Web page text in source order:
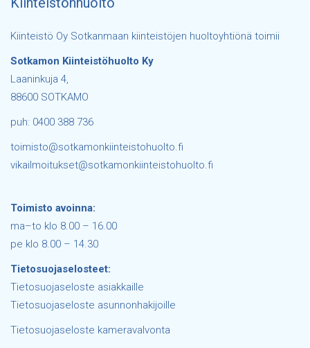
Kiinteistö Oy Sotkanmaan kiinteistöjen huoltoyhtiönä toimii
Sotkamon Kiinteistöhuolto Ky
Laaninkuja 4,
88600 SOTKAMO
puh: 0400 388 736
toimisto@sotkamonkiinteistohuolto.fi
vikailmoitukset@sotkamonkiinteistohuolto.fi
Toimisto avoinna:
ma–to klo 8.00 – 16.00
pe klo 8.00 – 14.30
Tietosuojaselosteet:
Tietosuojaseloste asiakkaille
Tietosuojaseloste asunnonhakijoille
Tietosuojaseloste kameravalvonta